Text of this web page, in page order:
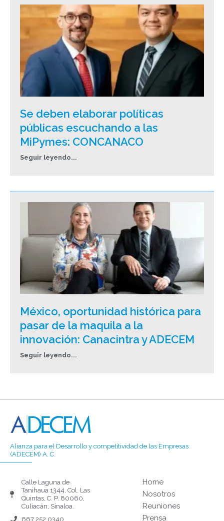
Se deben elaborar políticas
públicas escuchando a las
MiPymes: CONCANACO
Seguir leyendo...
México, oportunidad histórica para
pasar de la maquila a la
innovación: Canacintra y ADECEM
Seguir leyendo...
Alianza para el Desarrollo y competitividad de las Empresas
(ADECEM) A. C.
Calle Laguna de
Tanihaua 1344, Col. Las
Quintas, C. P. 80060,
Culiacán, Sinaloa.
667 252 0340
Home
Nosotros
Reuniones
Prensa